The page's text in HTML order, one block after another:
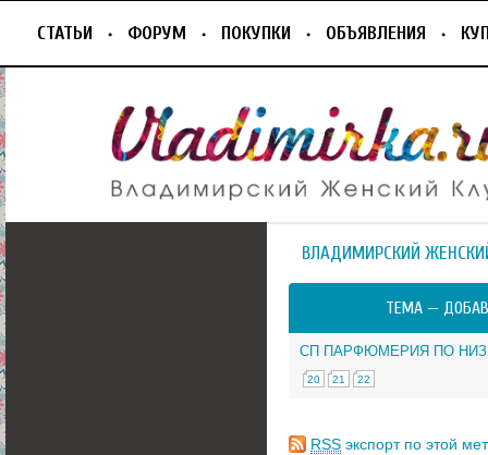
СТАТЬИ ФОРУМ ПОКУПКИ ОБЪЯВЛЕНИЯ
ВЛАДИМИРСКИЙ
ТЕМА —
СП ПАРФЮМЕРИЯ ПО
20 21 22
RSS экспорт по этой